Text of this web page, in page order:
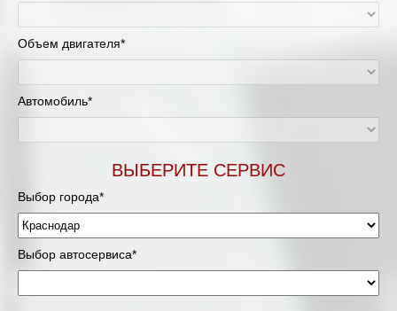
Объем двигателя*
Автомобиль*
ВЫБЕРИТЕ СЕРВИС
Выбор города*
Выбор автосервиса*